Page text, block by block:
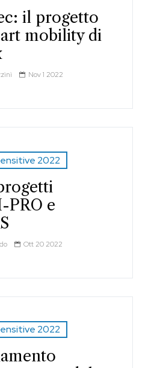
il progetto
mobility di
Nov 1 2022
2022
PRO e
Ott 20 2022
2022